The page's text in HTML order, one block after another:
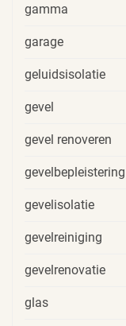
gamma
garage
geluidsisolatie
gevel
gevel renoveren
gevelbepleistering
gevelisolatie
gevelreiniging
gevelrenovatie
glas